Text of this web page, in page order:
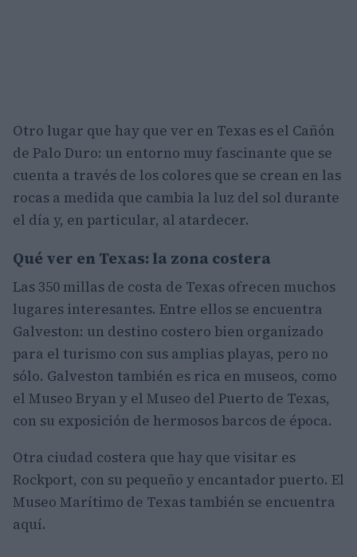
Otro lugar que hay que ver en Texas es el Cañón
de Palo Duro: un entorno muy fascinante que se
cuenta a través de los colores que se crean en las
rocas a medida que cambia la luz del sol durante
el día y, en particular, al atardecer.
Qué ver en Texas: la zona costera
Las 350 millas de costa de Texas ofrecen muchos
lugares interesantes. Entre ellos se encuentra
Galveston: un destino costero bien organizado
para el turismo con sus amplias playas, pero no
sólo. Galveston también es rica en museos, como
el Museo Bryan y el Museo del Puerto de Texas,
con su exposición de hermosos barcos de época.
Otra ciudad costera que hay que visitar es
Rockport, con su pequeño y encantador puerto. El
Museo Marítimo de Texas también se encuentra
aquí.